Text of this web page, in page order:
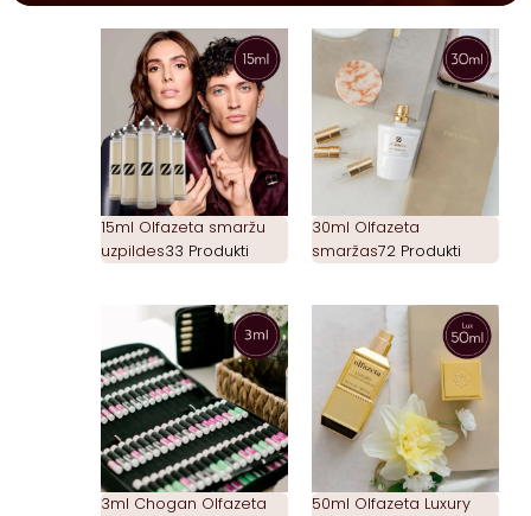
15ml Olfazeta smaržu
uzpildes33 Produkti
30ml Olfazeta
smaržas72 Produkti
3ml Chogan Olfazeta
50ml Olfazeta Luxury